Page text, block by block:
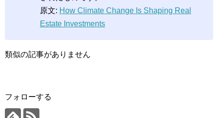
原文: How Climate Change Is Shaping Real
Estate Investments
類似の記事がありません
フォローする